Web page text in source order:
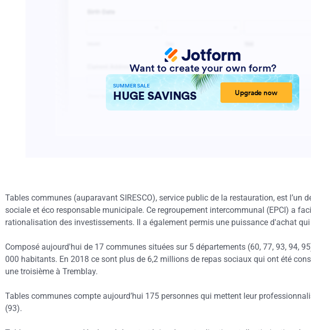
Tables communes (auparavant SIRESCO), service public de la restauration, est
sociale et éco responsable municipale. Ce regroupement intercommunal (EPCI) a
rationalisation des investissements. Il a également permis une puissance d'achat
Composé aujourd'hui de 17 communes situées sur 5 départements (60, 77, 93, 94,
000 habitants. En 2018 ce sont plus de 6,2 millions de repas sociaux qui ont été
une troisième à Tremblay.
Tables communes compte aujourd’hui 175 personnes qui mettent leur
(93).